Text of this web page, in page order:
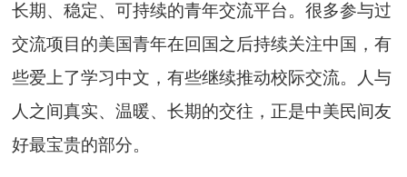
长期、稳定、可持续的青年交流平台。很多参与过
交流项目的美国青年在回国之后持续关注中国，有
些爱上了学习中文，有些继续推动校际交流。人与
人之间真实、温暖、长期的交往，正是中美民间友
好最宝贵的部分。